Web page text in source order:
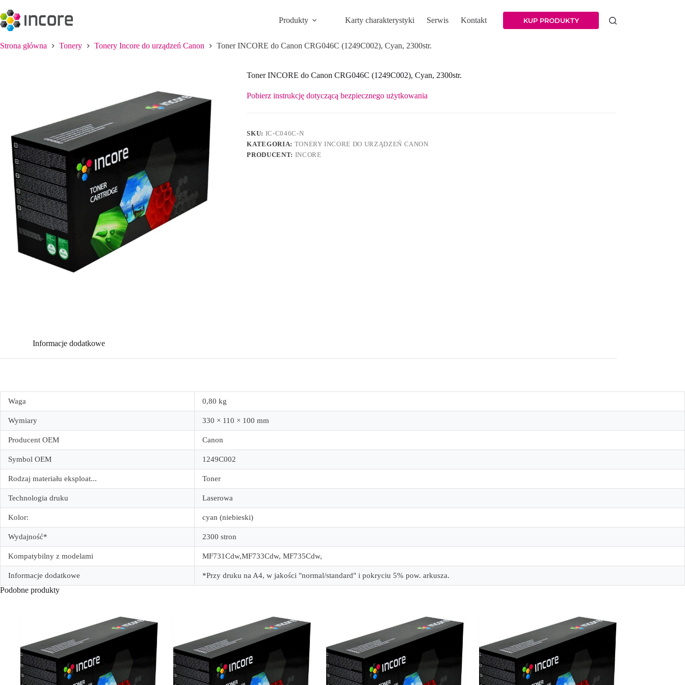
do
treści
Produkty Karty charakterystyki Serwis Kontakt KUP PRODUKTY
Strona główna Tonery Tonery Incore do urządzeń Canon Toner INCORE do Canon CRG046C (1249C002), Cyan, 2300str.
Toner INCORE do Canon CRG046C (1249C002), Cyan, 2300str.
Pobierz instrukcję dotyczącą bezpiecznego użytkowania
SKU: IC-C046C-N
KATEGORIA: TONERY INCORE DO URZĄDZEŃ CANON
PRODUCENT: INCORE
Informacje dodatkowe
Waga 0,80 kg
Wymiary 330 × 110 × 100 mm
Producent OEM Canon
Symbol OEM 1249C002
Rodzaj materiału eksploat... Toner
Technologia druku Laserowa
Kolor: cyan (niebieski)
Wydajność* 2300 stron
Kompatybilny z modelami MF731Cdw,MF733Cdw, MF735Cdw,
Informacje dodatkowe *Przy druku na A4, w jakości "normal/standard" i pokryciu 5% pow. arkusza.
Podobne produkty